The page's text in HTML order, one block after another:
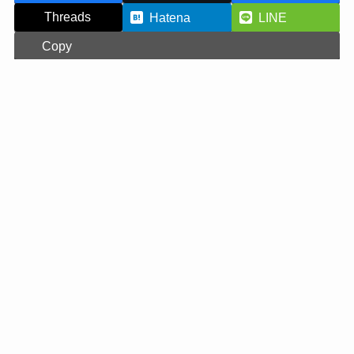
Threads Hatena
LINE
Copy